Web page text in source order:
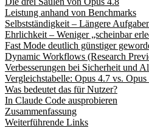
Leistung anhand von Benchmarks
Selbstständigkeit – Längere
Ehrlichkeit – Weniger „scheinbar
Fast Mode deutlich günstiger
Dynamic Workflows (Research
Verbesserungen bei Sicherheit und
Vergleichstabelle: Opus 4.7 vs. Opus
Was bedeutet das für Nutzer?
In Claude Code ausprobieren
Zusammenfassung
Weiterführende Links